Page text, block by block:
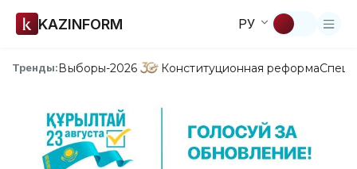
KAZINFORM РУ
Тренды:Выборы-2026 Конституционная реформа